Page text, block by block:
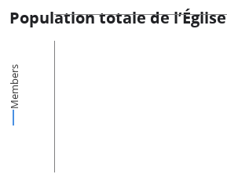
Population totale de l’Église
Members